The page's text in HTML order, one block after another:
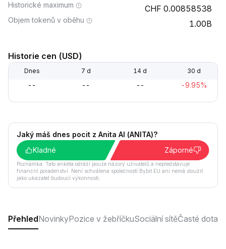
Historické maximum 0.00858538
Objem tokenů v oběhu 1.00B
Historie cen (USD)
Dnes 7 d 14 d 30 d
-- -- -- -9.95%
Jaký máš dnes pocit z Anita AI (ANITA)?
Kladné
Záporné
Poznámka: Tato anketa odráží pouze názory uživatelů a nepředstavuje
finanční poradenství. Není schválena společností Bybit EU ani nemá sloužit
jako ukazatel budoucí výkonnosti.
PřehledNovinkyPozice v žebříčkuSociální sítěČasté